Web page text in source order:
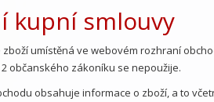
kupní smlouvy
zboží umístěná ve webovém rozhraní
občanského zákoníku se nepoužije.
obsahuje informace o zboží, a to